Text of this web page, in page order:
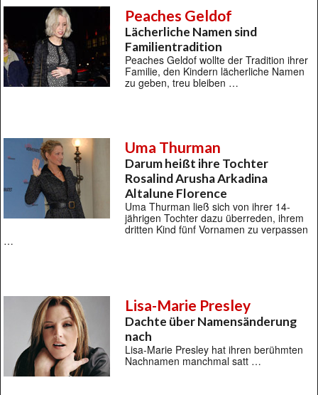
Peaches Geldof
Lächerliche Namen sind
Familientradition
Peaches Geldof wollte der Tradition ihrer
Familie, den Kindern lächerliche Namen
zu geben, treu bleiben …
Uma Thurman
Darum heißt ihre Tochter
Rosalind Arusha Arkadina
Altalune Florence
Uma Thurman ließ sich von ihrer 14-
jährigen Tochter dazu überreden, ihrem
dritten Kind fünf Vornamen zu verpassen
…
Lisa-Marie Presley
Dachte über Namensänderung
nach
Lisa-Marie Presley hat ihren berühmten
Nachnamen manchmal satt …